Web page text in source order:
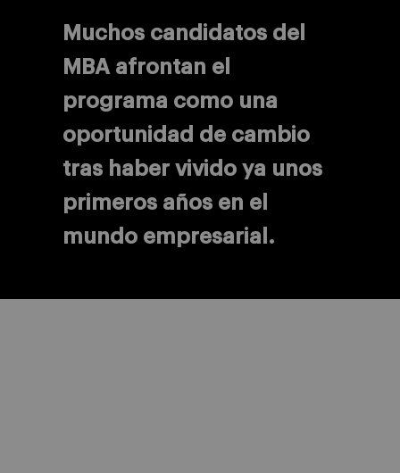
Muchos candidatos del
MBA afrontan el
programa como una
oportunidad de cambio
tras haber vivido ya unos
primeros años en el
mundo empresarial.